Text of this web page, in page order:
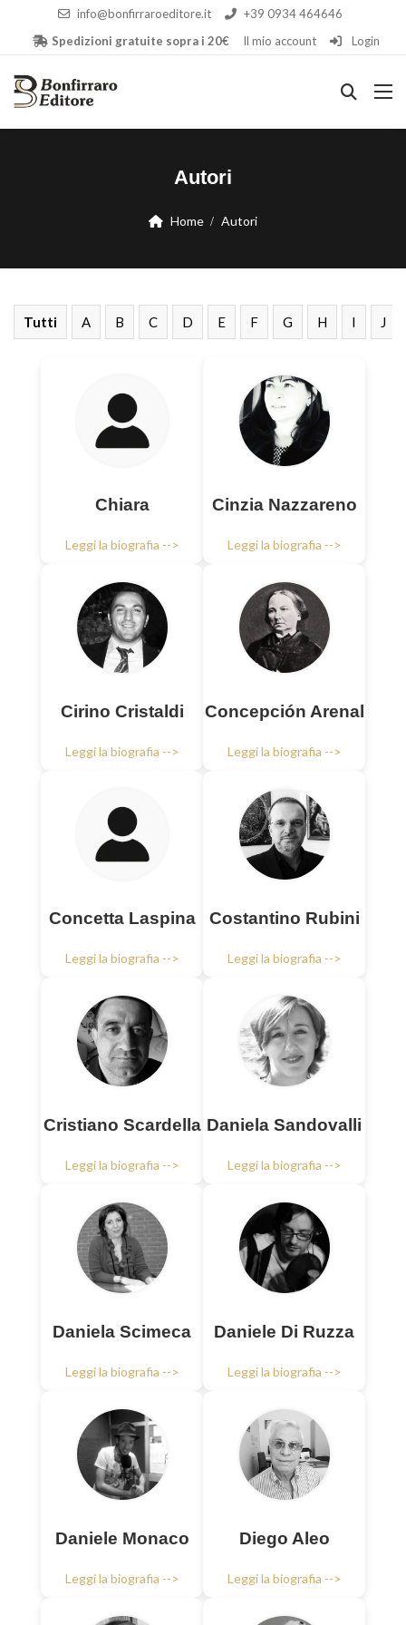
info@bonfirraroeditore.it
+39 0934 464646
Spedizioni gratuite sopra i 20€
Il mio account Login
Autori
Home Autori
Tutti A B C D E F G H I J
Chiara
Leggi la biografia -->
Cinzia Nazzareno
Leggi la biografia -->
Cirino Cristaldi
Leggi la biografia -->
Concepción Arenal
Leggi la biografia -->
Concetta Laspina
Leggi la biografia -->
Costantino Rubini
Leggi la biografia -->
Cristiano Scardella
Leggi la biografia -->
Daniela Sandovalli
Leggi la biografia -->
Daniela Scimeca
Leggi la biografia -->
Daniele Di Ruzza
Leggi la biografia -->
Daniele Monaco
Leggi la biografia -->
Diego Aleo
Leggi la biografia -->